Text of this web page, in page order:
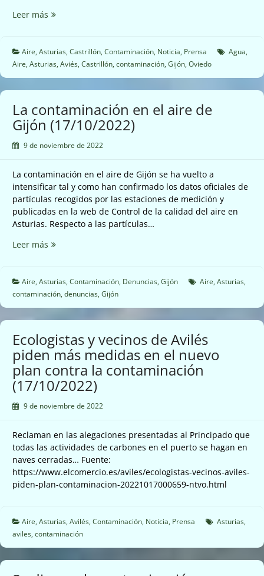
Leer más Los
una
subida
de
la
(18/10/2022)
Aire, Asturias, Castrillón, Contaminación, Noticia, Prensa Agua,
Aire, Asturias, Aviés, Castrillón, contaminación, Gijón, Oviedo
La contaminación en el aire de
Gijón (17/10/2022)
9 de noviembre de 2022
La contaminación en el aire de Gijón se ha vuelto a
intensificar tal y como han confirmado los datos oficiales de
partículas recogidos por las estaciones de medición y
publicadas en la web de Control de la calidad del aire en
Asturias. Respecto a las partículas…
Leer más La
el
aire
de
Gijón
Aire, Asturias, Contaminación, Denuncias, Gijón Aire, Asturias,
contaminación, denuncias, Gijón
Ecologistas y vecinos de Avilés
piden más medidas en el nuevo
plan contra la contaminación
(17/10/2022)
9 de noviembre de 2022
Reclaman en las alegaciones presentadas al Principado que
todas las actividades de carbones en el puerto se hagan en
naves cerradas… Fuente:
https://www.elcomercio.es/aviles/ecologistas-vecinos-aviles-
piden-plan-contaminacion-20221017000659-ntvo.html
Aire, Asturias, Avilés, Contaminación, Noticia, Prensa Asturias,
aviles, contaminación